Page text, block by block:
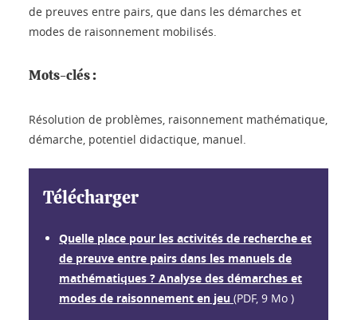
de preuves entre pairs, que dans les démarches et
modes de raisonnement mobilisés.
Mots-clés :
Résolution de problèmes, raisonnement mathématique,
démarche, potentiel didactique, manuel.
Télécharger
Quelle place pour les activités de recherche et
de preuve entre pairs dans les manuels de
mathématiques ? Analyse des démarches et
modes de raisonnement en jeu (PDF, 9 Mo )